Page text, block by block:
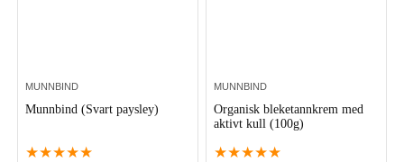
MUNNBIND
Munnbind (Svart paysley)
★★★★★
MUNNBIND
Organisk bleketannkrem med
aktivt kull (100g)
★★★★★